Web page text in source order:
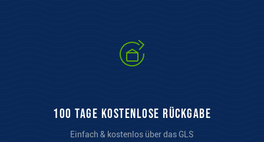
100 Tage kostenlose Rückgabe
Einfach & kostenlos über das GLS